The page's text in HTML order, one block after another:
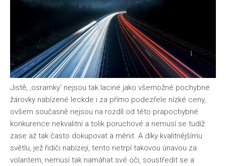
Jistě, ‚osramky‘ nejsou tak laciné jako všemožné pochybné
žárovky nabízené leckde i za přímo podezřele nízké ceny,
ovšem současně nejsou na rozdíl od této prapochybné
konkurence nekvalitní a tolik poruchové a nemusí se tudíž
zase až tak často dokupovat a měnit. A díky kvalitnějšímu
světlu, jež řidiči nabízejí, tento netrpí takovou únavou za
volantem, nemusí tak namáhat své oči, soustředit se a